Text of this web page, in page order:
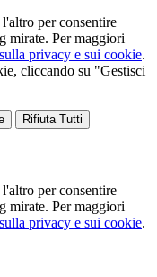
per consentire
mirate. Per maggiori
privacy e sui cookie.
cliccando su "Gestisci
Rifiuta Tutti
per consentire
mirate. Per maggiori
privacy e sui cookie.